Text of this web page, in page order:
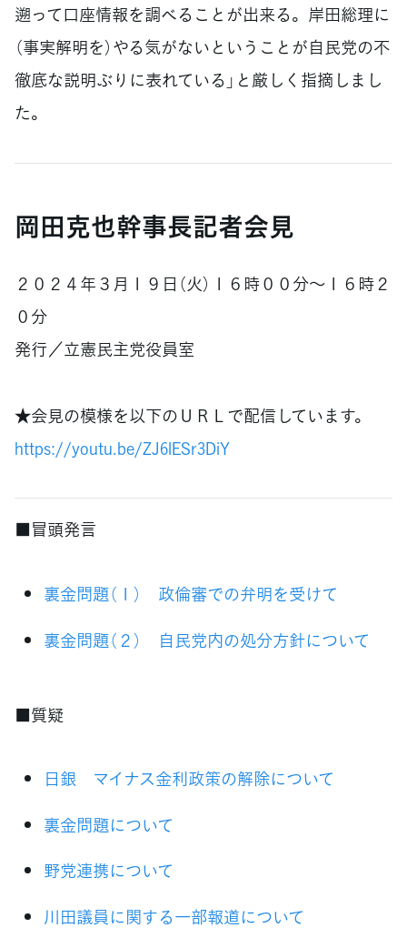
遡って口座情報を調べることが出来る。岸田総理に
（事実解明を）やる気がないということが自民党の不
徹底な説明ぶりに表れている」と厳しく指摘しまし
た。
岡田克也幹事長記者会見
２０２４年３月１９日（火）１６時００分～１６時２
０分
発行／立憲民主党役員室
★会見の模様を以下のＵＲＬで配信しています。
https://youtu.be/ZJ6lESr3DiY
■冒頭発言
裏金問題（１） 政倫審での弁明を受けて
裏金問題（２） 自民党内の処分方針について
■質疑
日銀 マイナス金利政策の解除について
裏金問題について
野党連携について
川田議員に関する一部報道について